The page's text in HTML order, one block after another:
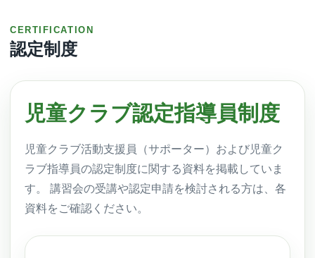
CERTIFICATION
認定制度
児童クラブ認定指導員制度
児童クラブ活動支援員（サポーター）および児童ク
ラブ指導員の認定制度に関する資料を掲載していま
す。 講習会の受講や認定申請を検討される方は、各
資料をご確認ください。